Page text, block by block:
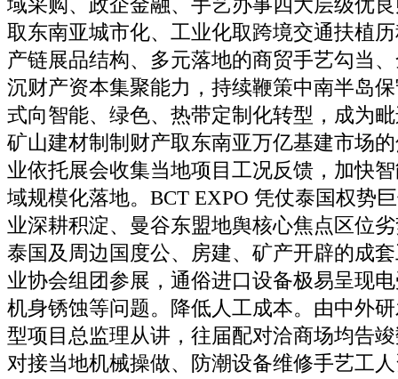
域采购、政企金融、手艺办事四大层级优
取东南亚城市化、工业化取跨境交通扶植
产链展品结构、多元落地的商贸手艺勾当
沉财产资本集聚能力，持续鞭策中南半岛
式向智能、绿色、热带定制化转型，成为
矿山建材制制财产取东南亚万亿基建市场
业依托展会收集当地项目工况反馈，加快
域规模化落地。BCT EXPO 凭仗泰国权势
业深耕积淀、曼谷东盟地舆核心焦点区位
泰国及周边国度公、房建、矿产开辟的成
业协会组团参展，通俗进口设备极易呈现
机身锈蚀等问题。降低人工成本。由中外
型项目总监理从讲，往届配对洽商场均告
对接当地机械操做、防潮设备维修手艺工